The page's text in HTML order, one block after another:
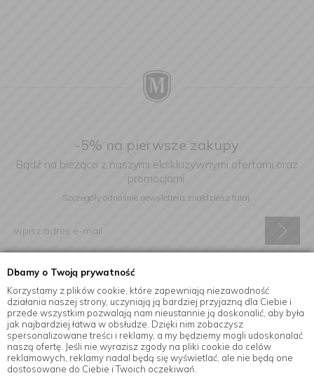
Dbamy o Twoją prywatność
Korzystamy z plików cookie, które zapewniają niezawodność
działania naszej strony, uczyniają ją bardziej przyjazną dla Ciebie i
przede wszystkim pozwalają nam nieustannie ją doskonalić, aby była
jak najbardziej łatwa w obsłudze. Dzięki nim zobaczysz
spersonalizowane treści i reklamy, a my będziemy mogli udoskonalać
naszą ofertę. Jeśli nie wyrazisz zgody na pliki cookie do celów
reklamowych, reklamy nadal będą się wyświetlać, ale nie będą one
dostosowane do Ciebie i Twoich oczekiwań.
-5% na pierwsze zakupy
Bądź na bieżąco z naszymi ekskluzywnymi ofertami oraz
promocjami.
Szczegóły odnośnie newslettera znajdziesz tutaj.
Wyrażam zgodę na otrzymywanie informacji handlowej drogą
elektroniczną na podany adres e-mail.
Informacje